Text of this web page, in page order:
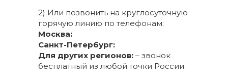
2) Или позвонить на круглосуточную
горячую линию по телефонам:
Москва:
Санкт-Петербург:
Для других регионов: – звонок
бесплатный из любой точки России.